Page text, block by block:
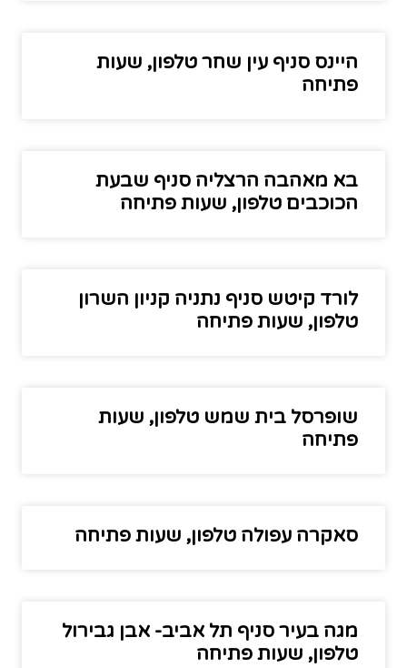
היינס סניף עין שחר טלפון, שעות
פתיחה
בא מאהבה הרצליה סניף שבעת
הכוכבים טלפון, שעות פתיחה
לורד קיטש סניף נתניה קניון השרון
טלפון, שעות פתיחה
שופרסל בית שמש טלפון, שעות
פתיחה
סאקרה עפולה טלפון, שעות פתיחה
מגה בעיר סניף תל אביב- אבן גבירול
טלפון, שעות פתיחה